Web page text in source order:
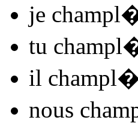
je champl
tu champl
il champl
nous